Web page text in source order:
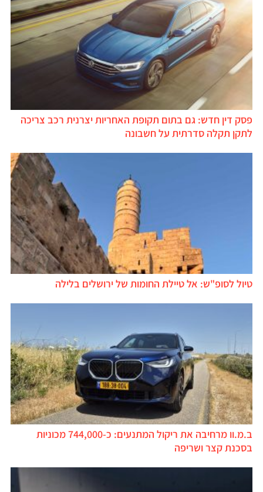
פסק דין חדש: גם בתום תקופת האחריות יצרנית רכב צריכה
לתקן תקלה סדרתית על חשבונה
טיול לסופ"ש: אל טיילת החומות של ירושלים בלילה
ב.מ.וו מרחיבה את ריקול המתנעים: כ-744,000 מכוניות
בסכנת קצר ושריפה